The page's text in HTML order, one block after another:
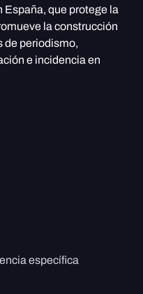
España, que protege la
la construcción
de periodismo,
e incidencia en
específica